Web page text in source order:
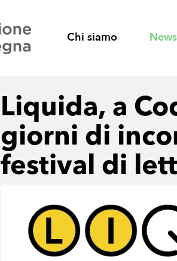
Chi siamo News
Liquida, a
giorni di
festival di